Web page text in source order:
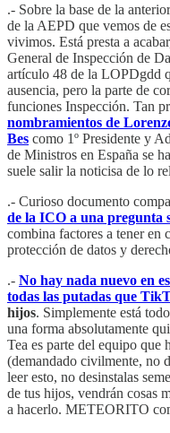
.- Sobre la base de la
de la AEPD que vemos de
vivimos. Está presta a
General de Inspección de
artículo 48 de la LOPDgdd
ausencia, pero la parte de
funciones Inspección. Tan
nombramientos de
Bes como 1º Presidente y
de Ministros en España se
suele salir la noticisa de lo
.- Curioso documento
de la ICO a una pregunta
combina factores a tener en
protección de datos y
.- No hay nada nuevo en
todas las putadas que
hijos. Simplemente está
una forma absolutamente
Tea es parte del equipo
(demandado civilmente, no
leer esto, no desinstalas
de tus hijos, vendrán cosas
a hacerlo. METEORITO